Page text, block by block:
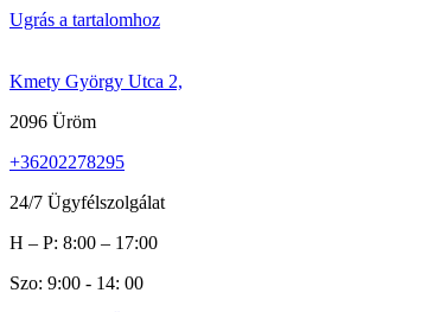
Ugrás a tartalomhoz
Kmety György Utca 2,
2096 Üröm
+36202278295
24/7 Ügyfélszolgálat
H – P: 8:00 – 17:00
Szo: 9:00 - 14: 00